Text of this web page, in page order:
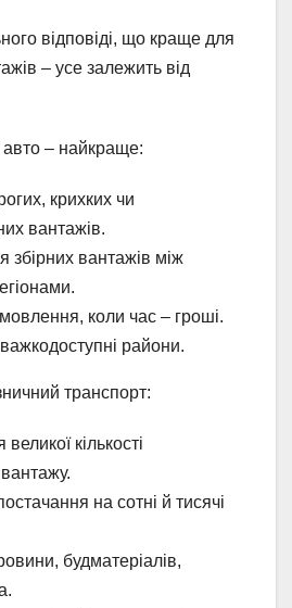
відповіді, що краще для
– усе залежить від
авто – найкраще:
крихких чи
вантажів.
збірних вантажів між
коли час – гроші.
райони.
транспорт:
кількості
на сотні й тисячі
будматеріалів,